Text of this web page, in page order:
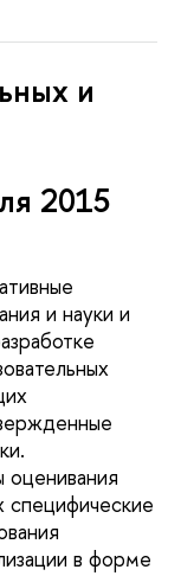
и
2015
и науки и
специфические
в форме